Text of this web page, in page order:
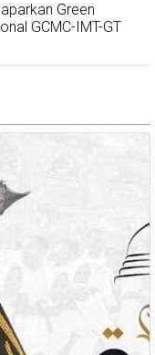
Green
GCMC-IMT-GT